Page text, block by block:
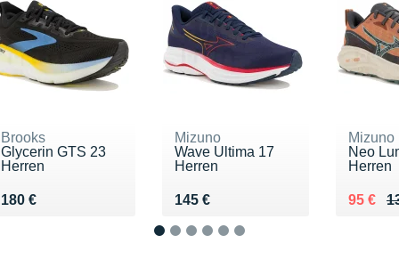
Brooks
Glycerin GTS 23
Herren
180 €
Vendu 180 €
Mizuno
Wave Ultima 17
Herren
145 €
Vendu 145 €
Mizuno
Neo
Herren
Au lieu
95 €
Vendu